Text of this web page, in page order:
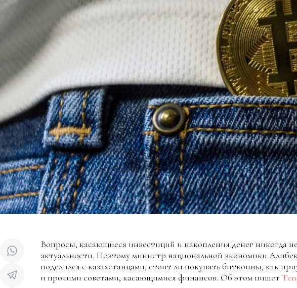
Вопросы, касающиеся инвестиций и накопления денег никогда
актуальности. Поэтому министр национальной экономики
поделился с казахстанцами, стоит ли покупать биткоины, как
и прочими советами, касающимися финансов. Об этом пишет